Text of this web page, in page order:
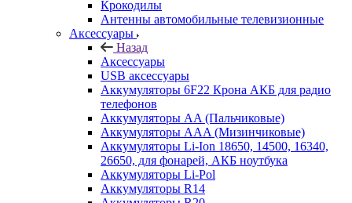
Крокодилы
Антенны автомобильные телевизионные
Аксессуары
Назад
Аксессуары
USB аксессуары
Аккумуляторы 6F22 Крона АКБ для радио
телефонов
Аккумуляторы AA (Пальчиковые)
Аккумуляторы AAA (Мизинчиковые)
Аккумуляторы Li-Ion 18650, 14500, 16340,
26650, для фонарей, АКБ ноутбука
Аккумуляторы Li-Pol
Аккумуляторы R14